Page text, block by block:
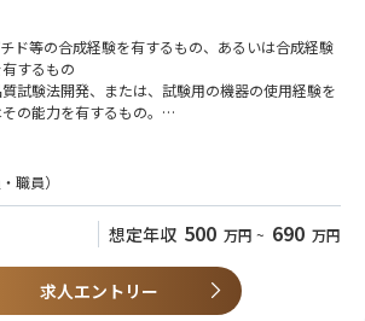
corrective actions.
secure new auditors/certifiers, and provide train
competence and multi-skilling.
KPI evaluation, VOC and Driving Force manageme
and Customized Audit Solutions: Manage a
and launch of new products and custo
scheme registration, documentation, tr
approvals, working closely with Sales, Technic
initiatives, including systematic procedure
training, and continuous improvement prog
integrity and accreditation compliance.
of hybrid audit delivery models and other innov
efficiency and client satisfaction.
て、2024年11月に創設し、広島大学霞キャンパス
や中分子医薬品のnonGMP製造、CMC開発などの
す。
など中分子医薬品原薬の製造補助
共通業務等
ド等の合成経験を有するもの、あるいは合成経験
するもの
試験法開発、または、試験用の機器の使用経験を
の能力を有するもの。
（採用予定日までに博士号を取得する見込みであ
ない方でも、企業等での実務経験を本センター業
方のご応募を歓迎します。
職員）
想定年収 500 万円 ~ 690 万円
求人エントリー